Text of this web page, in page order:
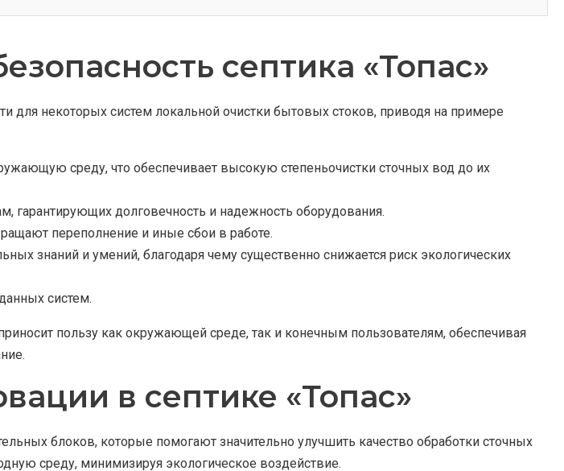
септика «Топас»
некоторых систем локальной очистки бытовых стоков, приводя на примере
среду, что обеспечивает высокую степеньочистки сточных вод до их
гарантирующих долговечность и надежность оборудования.
переполнение и иные сбои в работе.
знаний и умений, благодаря чему существенно снижается риск экологических
систем.
пользу как окружающей среде, так и конечным пользователям, обеспечивая
в септике «Топас»
блоков, которые помогают значительно улучшить качество обработки сточных
среду, минимизируя экологическое воздействие.